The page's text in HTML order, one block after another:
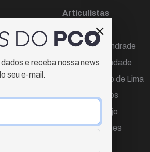
Articulistas
Décio Freire
Dr Marcos Andrade
Hamilton Trindade
Igor Carvalho de Lima
Mario Campos
Renata Araújo
Wagner Gomes
e receba nossa news
seu e-mail.